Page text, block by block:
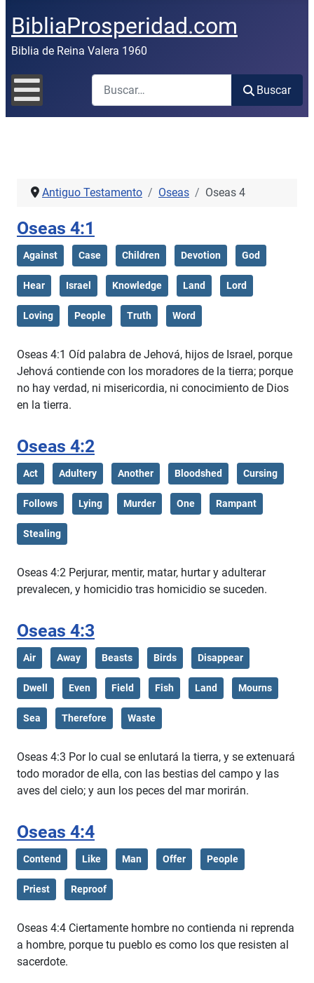
BibliaProsperidad.com
Biblia de Reina Valera 1960
Buscar
Buscar
Antiguo Testamento Oseas Oseas 4
Oseas 4:1
Against Case Children Devotion God
Hear Israel Knowledge Land Lord
Loving People Truth Word
Oseas 4:1 Oíd palabra de Jehová, hijos de Israel, porque
Jehová contiende con los moradores de la tierra; porque
no hay verdad, ni misericordia, ni conocimiento de Dios
en la tierra.
Oseas 4:2
Act Adultery Another Bloodshed Cursing
Follows Lying Murder One Rampant
Stealing
Oseas 4:2 Perjurar, mentir, matar, hurtar y adulterar
prevalecen, y homicidio tras homicidio se suceden.
Oseas 4:3
Air Away Beasts Birds Disappear
Dwell Even Field Fish Land Mourns
Sea Therefore Waste
Oseas 4:3 Por lo cual se enlutará la tierra, y se extenuará
todo morador de ella, con las bestias del campo y las
aves del cielo; y aun los peces del mar morirán.
Oseas 4:4
Contend Like Man Offer People
Priest Reproof
Oseas 4:4 Ciertamente hombre no contienda ni reprenda
a hombre, porque tu pueblo es como los que resisten al
sacerdote.